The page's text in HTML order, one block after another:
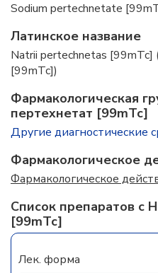
Sodium pertechnetate
Латинское название
Natrii pertechnetas [99mTc]
[99mTc])
Фармакологическая
пертехнетат [99mТс]
Другие диагностические
Фармакологическое
Фармакологическое
Список препаратов с
[99mТс]
Лек. форма